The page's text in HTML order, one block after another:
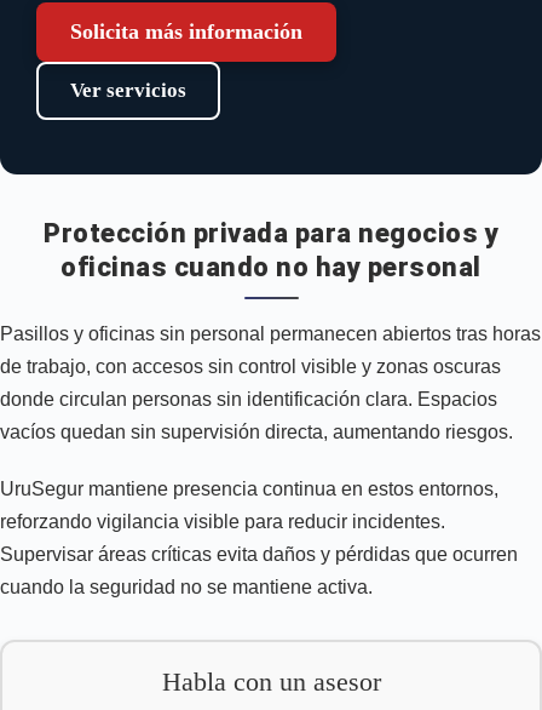
Solicita más información
Ver servicios
Protección privada para negocios y
oficinas cuando no hay personal
Pasillos y oficinas sin personal permanecen abiertos tras horas
de trabajo, con accesos sin control visible y zonas oscuras
donde circulan personas sin identificación clara. Espacios
vacíos quedan sin supervisión directa, aumentando riesgos.
UruSegur mantiene presencia continua en estos entornos,
reforzando vigilancia visible para reducir incidentes.
Supervisar áreas críticas evita daños y pérdidas que ocurren
cuando la seguridad no se mantiene activa.
Habla con un asesor